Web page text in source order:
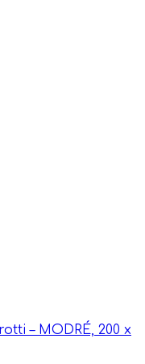
– MODRÉ, 200 x